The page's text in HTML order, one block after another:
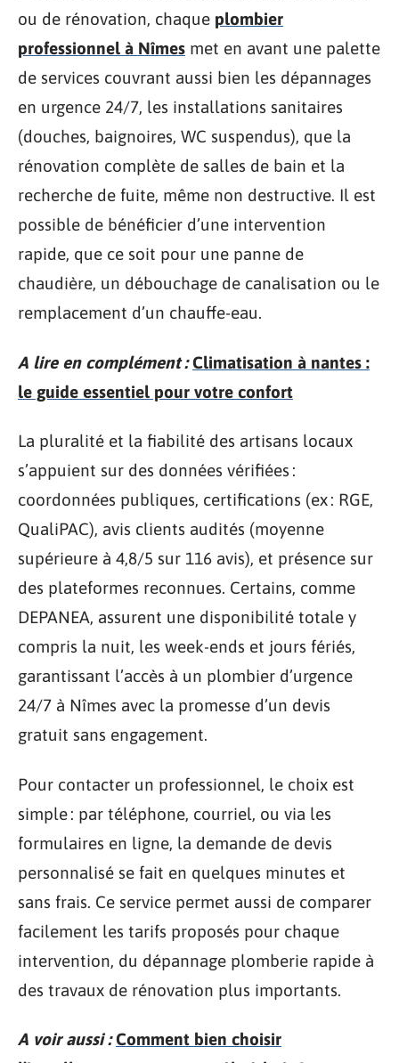
ou de rénovation, chaque plombier
professionnel à Nîmes met en avant une palette
de services couvrant aussi bien les dépannages
en urgence 24/7, les installations sanitaires
(douches, baignoires, WC suspendus), que la
rénovation complète de salles de bain et la
recherche de fuite, même non destructive. Il est
possible de bénéficier d’une intervention
rapide, que ce soit pour une panne de
chaudière, un débouchage de canalisation ou le
remplacement d’un chauffe-eau.
A lire en complément : Climatisation à nantes :
le guide essentiel pour votre confort
La pluralité et la fiabilité des artisans locaux
s’appuient sur des données vérifiées :
coordonnées publiques, certifications (ex : RGE,
QualiPAC), avis clients audités (moyenne
supérieure à 4,8/5 sur 116 avis), et présence sur
des plateformes reconnues. Certains, comme
DEPANEA, assurent une disponibilité totale y
compris la nuit, les week-ends et jours fériés,
garantissant l’accès à un plombier d’urgence
24/7 à Nîmes avec la promesse d’un devis
gratuit sans engagement.
Pour contacter un professionnel, le choix est
simple : par téléphone, courriel, ou via les
formulaires en ligne, la demande de devis
personnalisé se fait en quelques minutes et
sans frais. Ce service permet aussi de comparer
facilement les tarifs proposés pour chaque
intervention, du dépannage plomberie rapide à
des travaux de rénovation plus importants.
A voir aussi : Comment bien choisir